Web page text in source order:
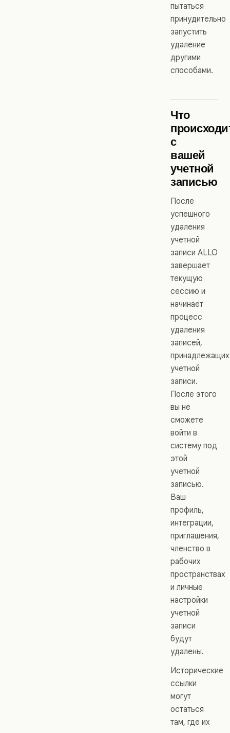
пытаться
принудительно
запустить
удаление
другими
способами.
Что
с
вашей
учетной
записью
После
успешного
удаления
учетной
записи ALLO
завершает
текущую
сессию и
начинает
процесс
удаления
записей,
принадлежащих
учетной
записи.
После этого
вы не
сможете
войти в
систему под
этой
учетной
записью.
Ваш
профиль,
интеграции,
приглашения,
членство в
рабочих
пространствах
и личные
настройки
учетной
записи
будут
удалены.
Исторические
ссылки
могут
остаться
там, где их